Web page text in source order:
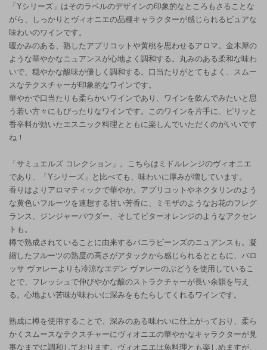
「Yシリーズ」はそのラベルのデザインの印象的なところもさることな
がら、しっかりとヴィオニエの品種キャラクターが感じられるピュアな
味わいのワインです。
暖かみのある、熟したアプリコットや黄桃を思わせるアロマ。金木犀の
ような華やかなニュアンスが心地よく調和する。丸みのある柔和な味わ
いで、穏やかな酸味が優しく調和する。口当たりがとてもよく、スムー
スなテクスチャーが印象的なワインです。
華やかで口当たりも柔らかいワインであり、ワインを飲んでみたいと思
う若い方々にもぴったりなワインです。このワインを片手に、ピリッと
香辛料が効いたエスニック料理とともに楽しんでいただくのがいいです
ね！
「サミュエルズ コレクション」。こちらはミドルレンジのヴィオニエ
であり、「Yシリーズ」と比べても、味わいに厚みが増しています。
香りはよりアロマティックで華やか。アプリコットやネクタリンのよう
な黄色いフルーツを連想する甘い芳香に、ミモザのようなお花のフレグ
ランス、ジンジャーパウダー、そしてビターオレンジのようなアクセン
トも。
樽で熟成されていることに由来するバニラビーンズのニュアンスも。凝
縮したフルーツの熟度の高さがアタックから感じられるとともに、バロ
ッサ ヴァレーよりも冷涼なエデン ヴァレーのぶどうを使用しているこ
とで、フレッシュで伸びやかな酸のストラクチャーが長い余韻を与え
る。心地よい苦味が味わいに深みをもたらしてくれるワインです。
熟成に樽を使用することで、深みのある味わいに仕上がっており、柔ら
かくスムースなテクスチャーにヴィオニエの華やかなキャラクターが見
事なまでに調和しております。ヴィオニエは魚料理とも楽しめますが、